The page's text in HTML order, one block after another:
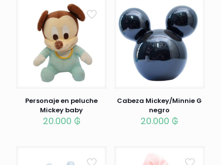
Personaje en peluche
Mickey baby
20.000 ₲
Cabeza Mickey/Minnie G
negro
20.000 ₲